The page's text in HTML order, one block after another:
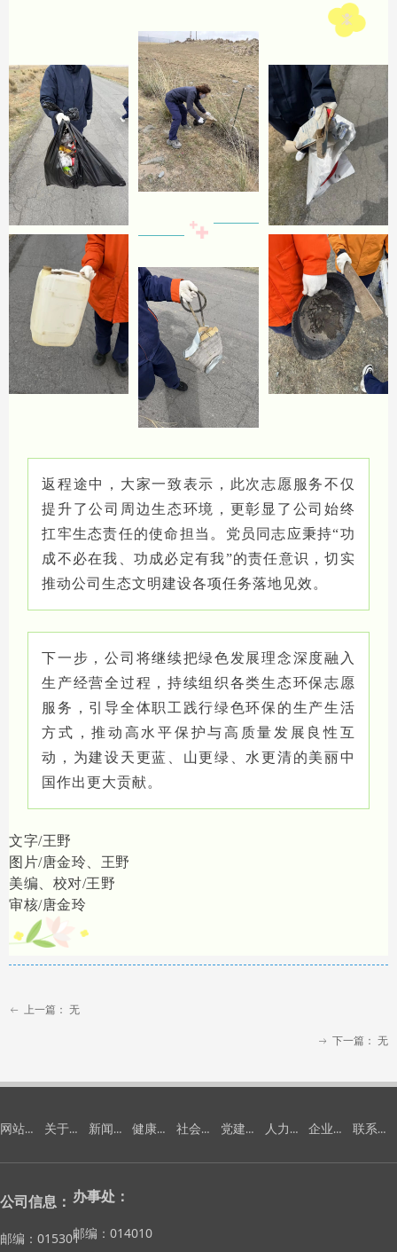
返程途中，大家一致表示，此次志愿服务不仅
提升了公司周边生态环境，更彰显了公司始终
扛牢生态责任的使命担当。党员同志应秉持“功
成不必在我、功成必定有我”的责任意识，切实
推动公司生态文明建设各项任务落地见效。
下一步，公司将继续把绿色发展理念深度融入
生产经营全过程，持续组织各类生态环保志愿
服务，引导全体职工践行绿色环保的生产生活
方式，推动高水平保护与高质量发展良性互
动，为建设天更蓝、山更绿、水更清的美丽中
国作出更大贡献。
文字/王野
图片/唐金玲、王野
美编、校对/王野
审核/唐金玲
ꂃ 上一篇： 无
ꁹ 下一篇： 无
办事处：
邮编：014010
公司信息：
邮编：015301
网站首页 关于我们 新闻中心 健康安全环保 社会责任 党建工作 人力资源 企业文化 联系我们